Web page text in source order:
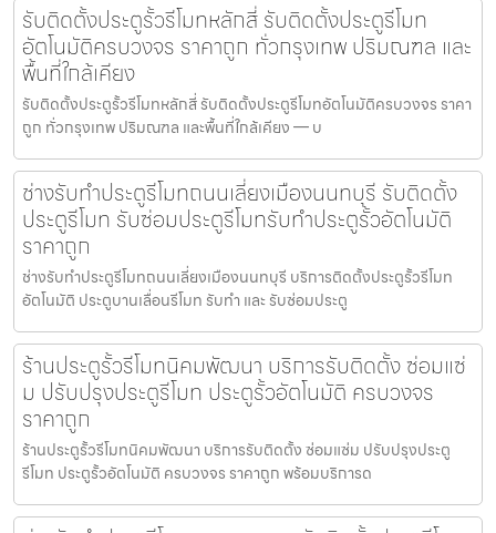
รับติดตั้งประตูรั้วรีโมทหลักสี่ รับติดตั้งประตูรีโมท
อัตโนมัติครบวงจร ราคาถูก ทั่วกรุงเทพ ปริมณฑล และ
พื้นที่ใกล้เคียง
รับติดตั้งประตูรั้วรีโมทหลักสี่ รับติดตั้งประตูรีโมทอัตโนมัติครบวงจร ราคา
ถูก ทั่วกรุงเทพ ปริมณฑล และพื้นที่ใกล้เคียง — บ
ช่างรับทำประตูรีโมทถนนเลี่ยงเมืองนนทบุรี รับติดตั้ง
ประตูรีโมท รับซ่อมประตูรีโมทรับทำประตูรั้วอัตโนมัติ
ราคาถูก
ช่างรับทำประตูรีโมทถนนเลี่ยงเมืองนนทบุรี บริการติดตั้งประตูรั้วรีโมท
อัตโนมัติ ประตูบานเลื่อนรีโมท รับทำ และ รับซ่อมประตู
ร้านประตูรั้วรีโมทนิคมพัฒนา บริการรับติดตั้ง ซ่อมแซ่
ม ปรับปรุงประตูรีโมท ประตูรั้วอัตโนมัติ ครบวงจร
ราคาถูก
ร้านประตูรั้วรีโมทนิคมพัฒนา บริการรับติดตั้ง ซ่อมแซ่ม ปรับปรุงประตู
รีโมท ประตูรั้วอัตโนมัติ ครบวงจร ราคาถูก พร้อมบริการด